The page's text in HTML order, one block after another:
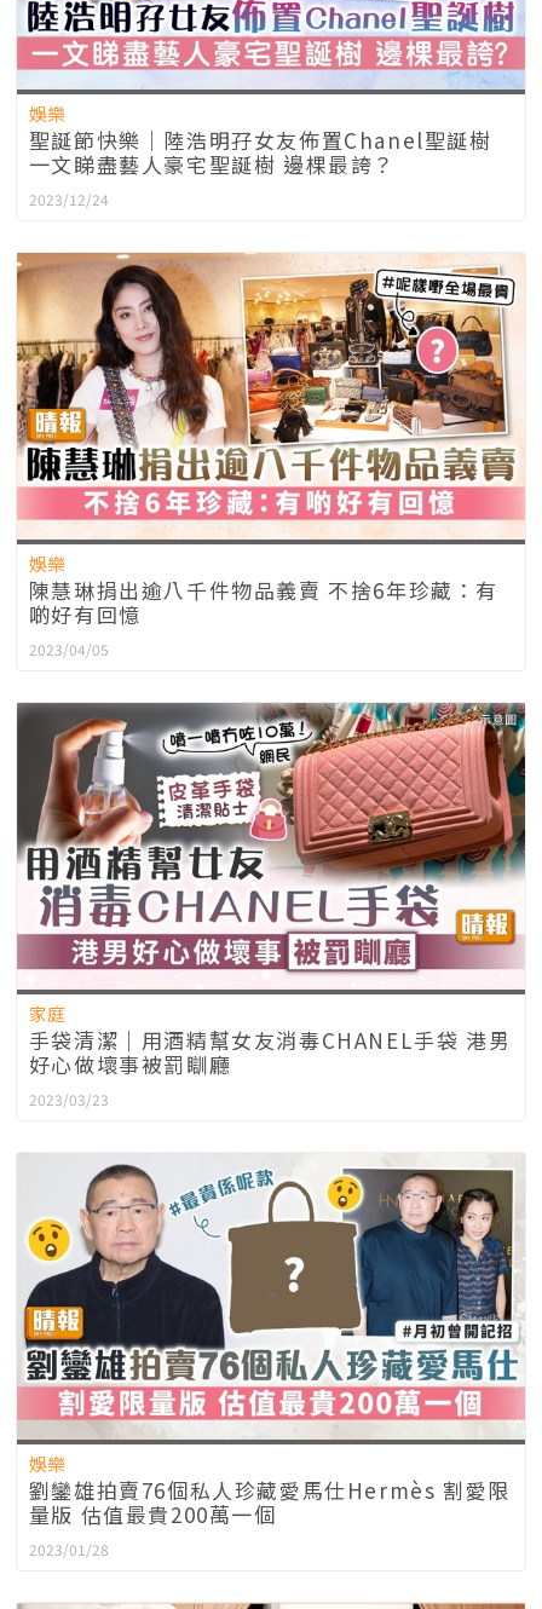
娛樂
聖誕節快樂｜陸浩明孖女友佈置Chanel聖誕樹
一文睇盡藝人豪宅聖誕樹 邊棵最誇？
2023/12/24
娛樂
陳慧琳捐出逾八千件物品義賣 不捨6年珍藏：有
啲好有回憶
2023/04/05
家庭
手袋清潔｜用酒精幫女友消毒CHANEL手袋 港男
好心做壞事被罰瞓廳
2023/03/23
娛樂
劉鑾雄拍賣76個私人珍藏愛馬仕Hermès 割愛限
量版 估值最貴200萬一個
2023/01/28